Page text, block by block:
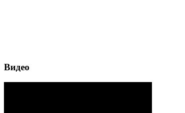
Видео